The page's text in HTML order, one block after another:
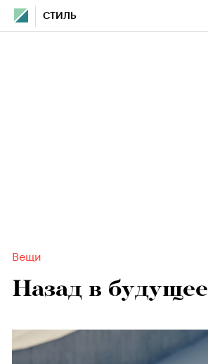
СТИЛЬ
Вещи
Назад в будущее